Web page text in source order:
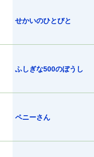
せかいのひとびと
ふしぎな500のぼうし
ペニーさん